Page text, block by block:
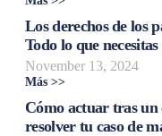
Los derechos de los
Todo lo que
November 13, 2024
Más >>
Cómo actuar tras un
resolver tu caso de